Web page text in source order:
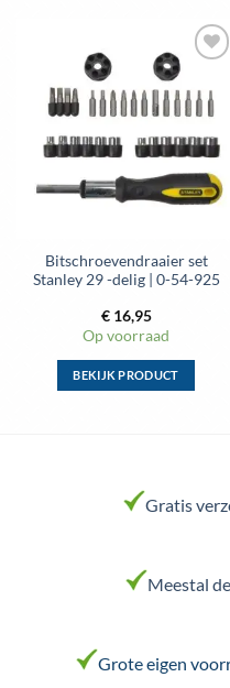
optie
gekozen
op
de
productpagina
Toevoegen
aan
wenslijst
Bitschroevendraaier set
Stanley 29 -delig | 0-54-925
€16,95
Op voorraad
BEKIJK PRODUCT
variaties.
Deze
gekozen
de
productpagina
Gratis
Meestal
Grote eigen